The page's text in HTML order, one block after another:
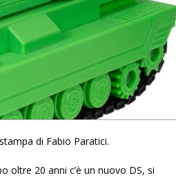
di Fabio Paratici.
oltre 20 anni c’è un nuovo DS, si